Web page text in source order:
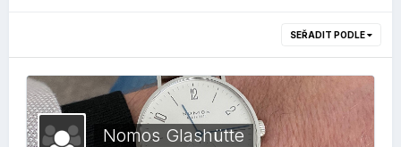
SEŘADIT PODLE
Nomos Glashütte